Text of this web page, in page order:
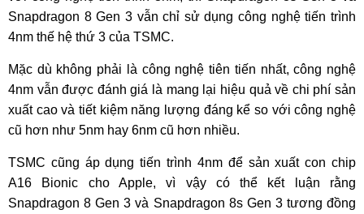
Snapdragon 8 Gen 3 vẫn chỉ sử dụng công nghệ tiến trình
4nm thế hệ thứ 3 của TSMC.
Mặc dù không phải là công nghệ tiên tiến nhất, công nghệ
4nm vẫn được đánh giá là mang lại hiệu quả về chi phí sản
xuất cao và tiết kiệm năng lượng đáng kể so với công nghệ
cũ hơn như 5nm hay 6nm cũ hơn nhiều.
TSMC cũng áp dụng tiến trình 4nm để sản xuất con chip
A16 Bionic cho Apple, vì vậy có thể kết luận rằng
Snapdragon 8 Gen 3 và Snapdragon 8s Gen 3 tương đồng